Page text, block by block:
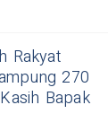
Rakyat
270
Bapak